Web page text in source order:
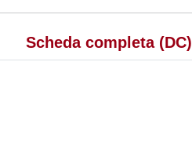
Scheda completa (DC)